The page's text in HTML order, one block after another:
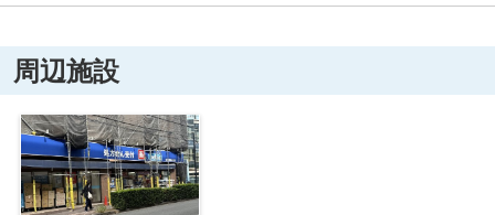
周辺施設